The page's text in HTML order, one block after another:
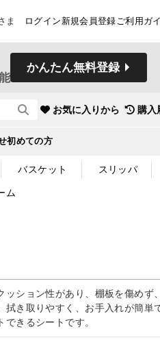
ま ログイン 新規会員登録ご利用ガ
かんたん無料登録
お気に入りから 購入
初めての方
バスケット スリッパ
ム
ッション性があり、棚板を傷めず
き取りやすく、お手入れが簡単
きるシートです。